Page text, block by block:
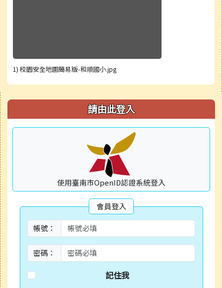
1) 校園安全地圖簡易版-和順國小.jpg
右邊區域內容 請由此登入
使用臺南市OpenID認證系統登入
會員登入
帳號：
密碼：
記住我